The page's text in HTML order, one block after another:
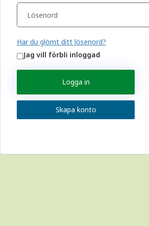
Har du glömt ditt lösenord?
Jag vill förbli inloggad
Logga in
Skapa konto